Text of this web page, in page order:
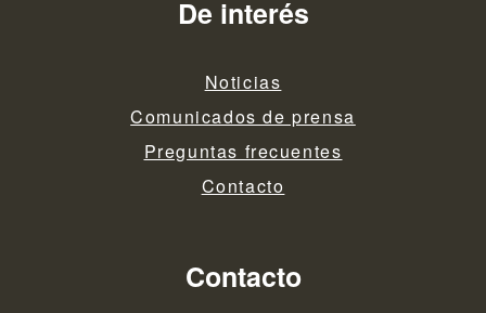
De interés
Noticias
Comunicados de prensa
Preguntas frecuentes
Contacto
Contacto